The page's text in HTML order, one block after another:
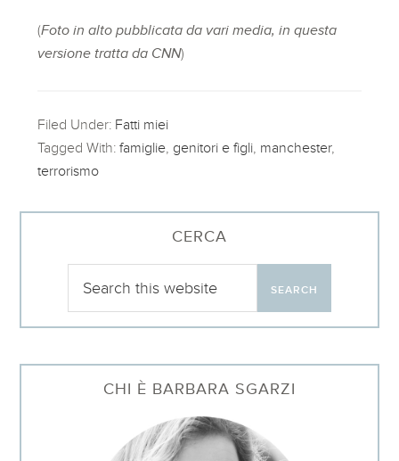
(Foto in alto pubblicata da vari media, in questa
versione tratta da CNN)
Filed Under: Fatti miei
Tagged With:famiglie genitori e figli manchester,
terrorismo
CERCA
CHI È BARBARA SGARZI